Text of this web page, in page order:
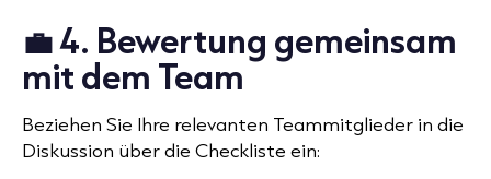
💼 4. Bewertung gemeinsam
mit dem Team
Beziehen Sie Ihre relevanten Teammitglieder in die
Diskussion über die Checkliste ein: